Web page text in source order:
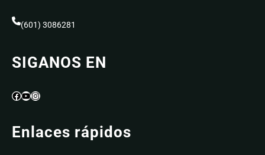
(601) 3086281
SIGANOS EN
Facebook YouTube Instagram
Enlaces rápidos